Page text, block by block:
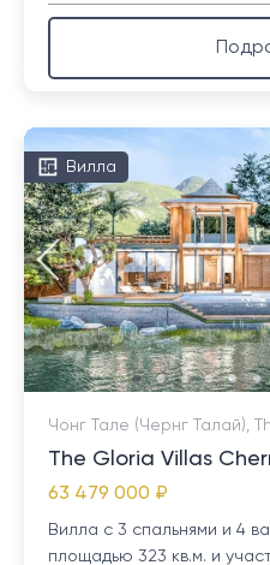
Вилла
Чонг Тале (Чернг Талай),
The Gloria Villas
63 479 000 ₽
Вилла с 3 спальнями и 4
площадью 323 кв.м. и